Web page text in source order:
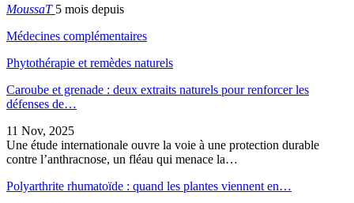
MoussaT 5 mois depuis
Médecines complémentaires
Phytothérapie et remèdes naturels
Caroube et grenade : deux extraits naturels pour renforcer les
défenses de…
11 Nov, 2025
Une étude internationale ouvre la voie à une protection durable
contre l’anthracnose, un fléau qui menace la…
Polyarthrite rhumatoïde : quand les plantes viennent en…